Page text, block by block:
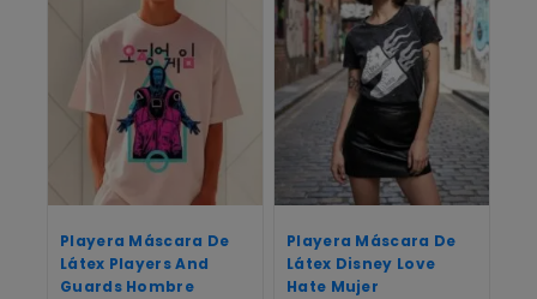
Playera Máscara De
Látex Players And
Guards Hombre
Playera Máscara De
Látex Disney Love
Hate Mujer